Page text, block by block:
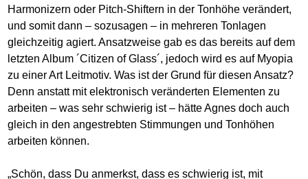
Harmonizern oder Pitch-Shiftern in der Tonhöhe verändert,
und somit dann – sozusagen – in mehreren Tonlagen
gleichzeitig agiert. Ansatzweise gab es das bereits auf dem
letzten Album ´Citizen of Glass´, jedoch wird es auf Myopia
zu einer Art Leitmotiv. Was ist der Grund für diesen Ansatz?
Denn anstatt mit elektronisch veränderten Elementen zu
arbeiten – was sehr schwierig ist – hätte Agnes doch auch
gleich in den angestrebten Stimmungen und Tonhöhen
arbeiten können.
„Schön, dass Du anmerkst, dass es schwierig ist, mit